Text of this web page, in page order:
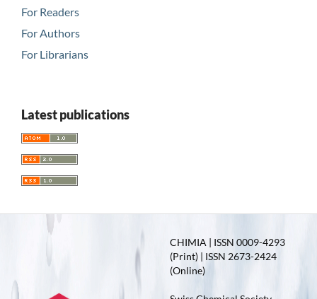
For Readers
For Authors
For Librarians
Latest publications
CHIMIA | ISSN 0009-4293
(Print) | ISSN 2673-2424
(Online)